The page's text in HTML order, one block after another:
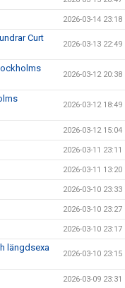
2026-03-14 23:18
Curt
2026-03-13 22:49
2026-03-12 20:38
2026-03-12 18:49
2026-03-12 15:04
2026-03-11 23:11
2026-03-11 13:20
2026-03-10 23:33
2026-03-10 23:27
2026-03-10 23:17
längdsexa
2026-03-10 23:15
2026-03-09 23:31